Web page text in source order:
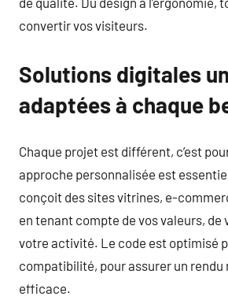
convertir vos visiteurs.
Solutions digitales
adaptées à chaque
Chaque projet est différent, c’est
approche personnalisée est
conçoit des sites vitrines, e-
en tenant compte de vos valeurs, de
votre activité. Le code est optimisé
compatibilité, pour assurer un rendu
efficace.